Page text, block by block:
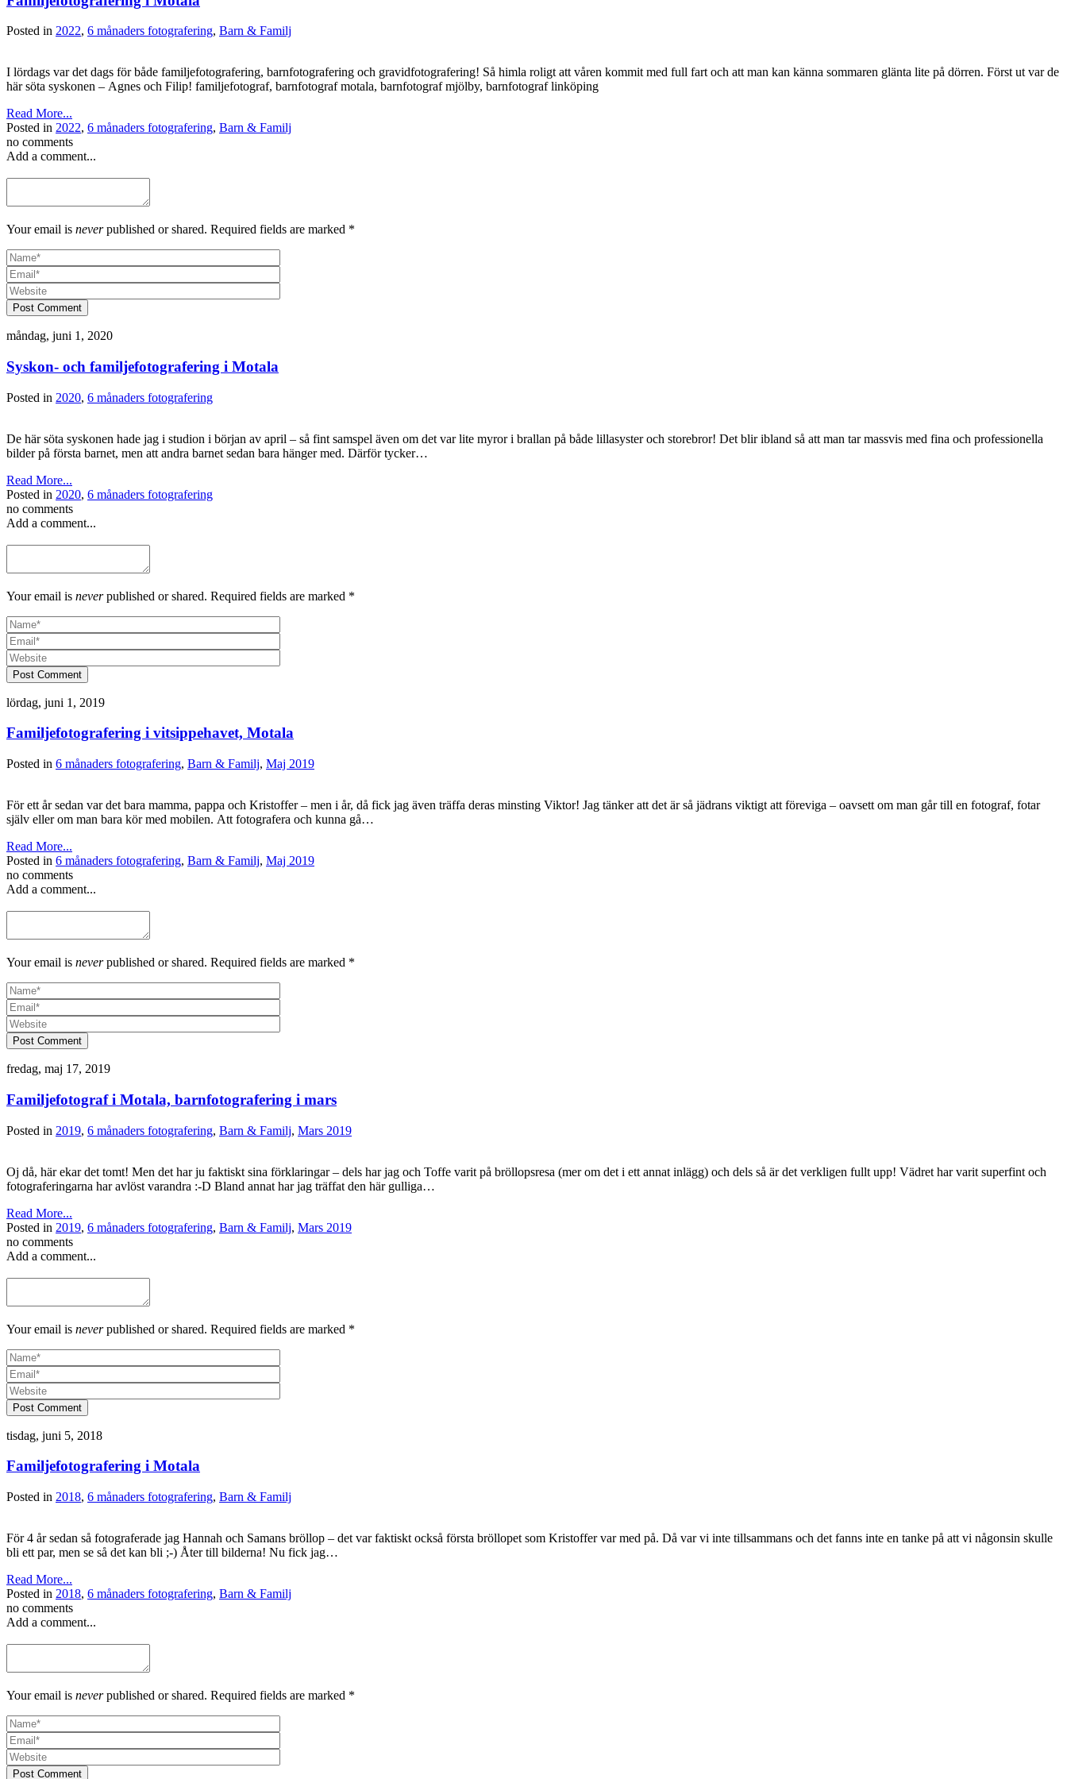
Posted in 2022, 6 månaders fotografering, Barn & Familj
I lördags var det dags för både familjefotografering, barnfotografering och gravidfotografering! Så himla roligt att våren kommit med full fart och att man kan känna sommaren glänta lite på dörren. Först ut var de
här söta syskonen – Agnes och Filip! familjefotograf, barnfotograf motala, barnfotograf mjölby, barnfotograf linköping
Read More...
Posted in 2022, 6 månaders fotografering, Barn & Familj
no comments
Add a comment...
Your email is neverpublished or shared. Required fields are marked *
Post Comment
måndag, juni 1, 2020
Syskon- och familjefotografering i Motala
Posted in 2020, 6 månaders fotografering
De här söta syskonen hade jag i studion i början av april – så fint samspel även om det var lite myror i brallan på både lillasyster och storebror! Det blir ibland så att man tar massvis med fina och professionella
bilder på första barnet, men att andra barnet sedan bara hänger med. Därför tycker…
Read More...
Posted in 2020, 6 månaders fotografering
no comments
Add a comment...
Your email is neverpublished or shared. Required fields are marked *
Post Comment
lördag, juni 1, 2019
Familjefotografering i vitsippehavet, Motala
Posted in 6 månaders fotografering, Barn & Familj, Maj 2019
För ett år sedan var det bara mamma, pappa och Kristoffer – men i år, då fick jag även träffa deras minsting Viktor! Jag tänker att det är så jädrans viktigt att föreviga – oavsett om man går till en fotograf, fotar
själv eller om man bara kör med mobilen. Att fotografera och kunna gå…
Read More...
Posted in 6 månaders fotografering, Barn & Familj, Maj 2019
no comments
Add a comment...
Your email is neverpublished or shared. Required fields are marked *
Post Comment
fredag, maj 17, 2019
Familjefotograf i Motala, barnfotografering i mars
Posted in 2019, 6 månaders fotografering, Barn & Familj, Mars 2019
Oj då, här ekar det tomt! Men det har ju faktiskt sina förklaringar – dels har jag och Toffe varit på bröllopsresa (mer om det i ett annat inlägg) och dels så är det verkligen fullt upp! Vädret har varit superfint och
fotograferingarna har avlöst varandra :-D Bland annat har jag träffat den här gulliga…
Read More...
Posted in 2019, 6 månaders fotografering, Barn & Familj, Mars 2019
no comments
Add a comment...
Your email is neverpublished or shared. Required fields are marked *
Post Comment
tisdag, juni 5, 2018
Familjefotografering i Motala
Posted in 2018, 6 månaders fotografering, Barn & Familj
För 4 år sedan så fotograferade jag Hannah och Samans bröllop – det var faktiskt också första bröllopet som Kristoffer var med på. Då var vi inte tillsammans och det fanns inte en tanke på att vi någonsin skulle
bli ett par, men se så det kan bli ;-) Åter till bilderna! Nu fick jag…
Read More...
Posted in 2018, 6 månaders fotografering, Barn & Familj
no comments
Add a comment...
Your email is neverpublished or shared. Required fields are marked *
Post Comment